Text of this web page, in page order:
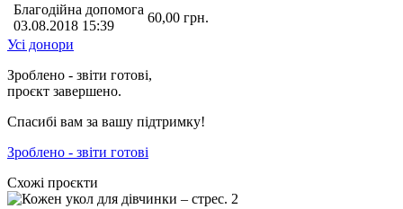
Благодійна допомога
03.08.2018 15:39
60,00 грн.
Усі донори
Зроблено - звіти готові,
проєкт завершено.
Спасибі вам за вашу підтримку!
Зроблено - звіти готові
Схожі проєкти